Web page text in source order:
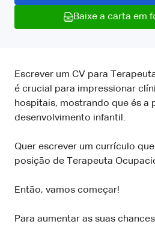
Baixe a carta em
Escrever um CV para
é crucial para impressionar
hospitais, mostrando que és a
desenvolvimento infantil.
Quer escrever um currículo
posição de Terapeuta
Então, vamos começar!
Para aumentar as suas